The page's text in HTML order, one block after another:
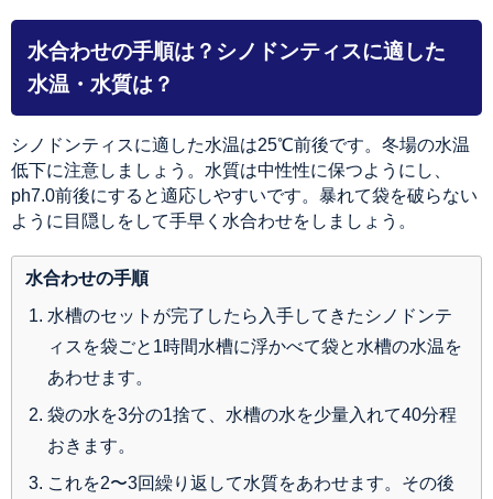
水合わせの手順は？シノドンティスに適した
水温・水質は？
シノドンティスに適した水温は25℃前後です。冬場の水温
低下に注意しましょう。水質は中性性に保つようにし、
ph7.0前後にすると適応しやすいです。暴れて袋を破らない
ように目隠しをして手早く水合わせをしましょう。
水合わせの手順
水槽のセットが完了したら入手してきたシノドンテ
ィスを袋ごと1時間水槽に浮かべて袋と水槽の水温を
あわせます。
袋の水を3分の1捨て、水槽の水を少量入れて40分程
おきます。
これを2〜3回繰り返して水質をあわせます。その後